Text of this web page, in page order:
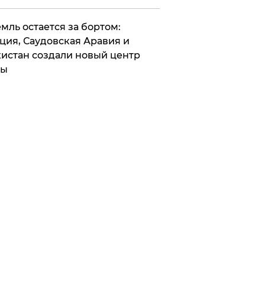
остается за бортом:
Саудовская Аравия и
создали новый центр